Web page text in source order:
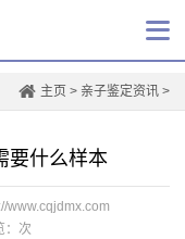
主页 > 亲子鉴定资讯 >
要什么样本
www.cqjdmx.com
次